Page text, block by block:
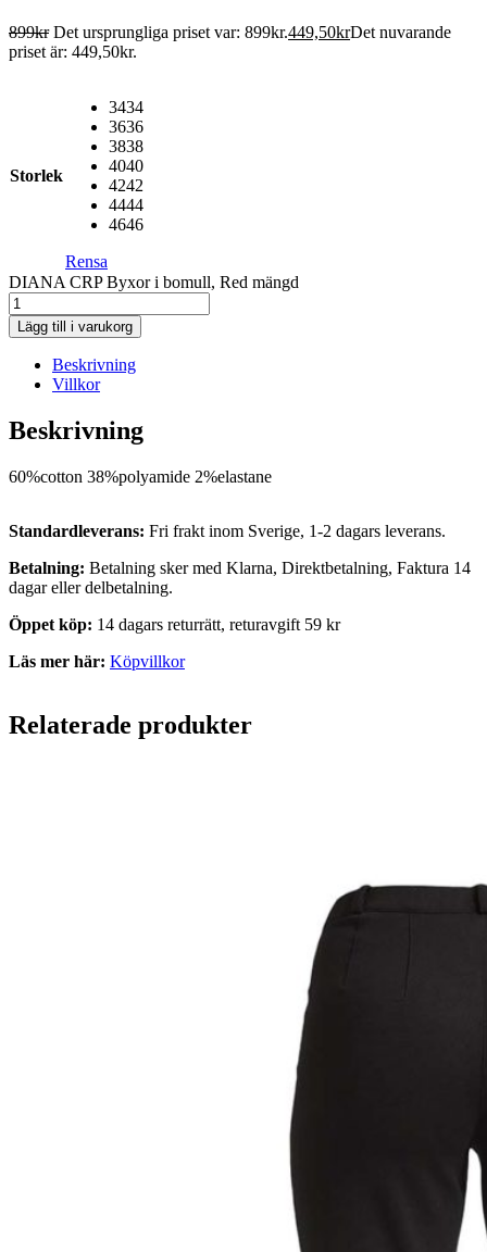
899kr Det ursprungliga priset var: 899kr.449,50krDet nuvarande
priset är: 449,50kr.
Storlek
3434
3636
3838
4040
4242
4444
4646
Rensa
DIANA CRP Byxor i bomull, Red mängd
Lägg till i varukorg
Beskrivning
Villkor
Beskrivning
60%cotton 38%polyamide 2%elastane
Standardleverans: Fri frakt inom Sverige, 1-2 dagars leverans.
Betalning: Betalning sker med Klarna, Direktbetalning, Faktura 14
dagar eller delbetalning.
Öppet köp: 14 dagars returrätt, returavgift 59 kr
Läs mer här: Köpvillkor
Relaterade produkter